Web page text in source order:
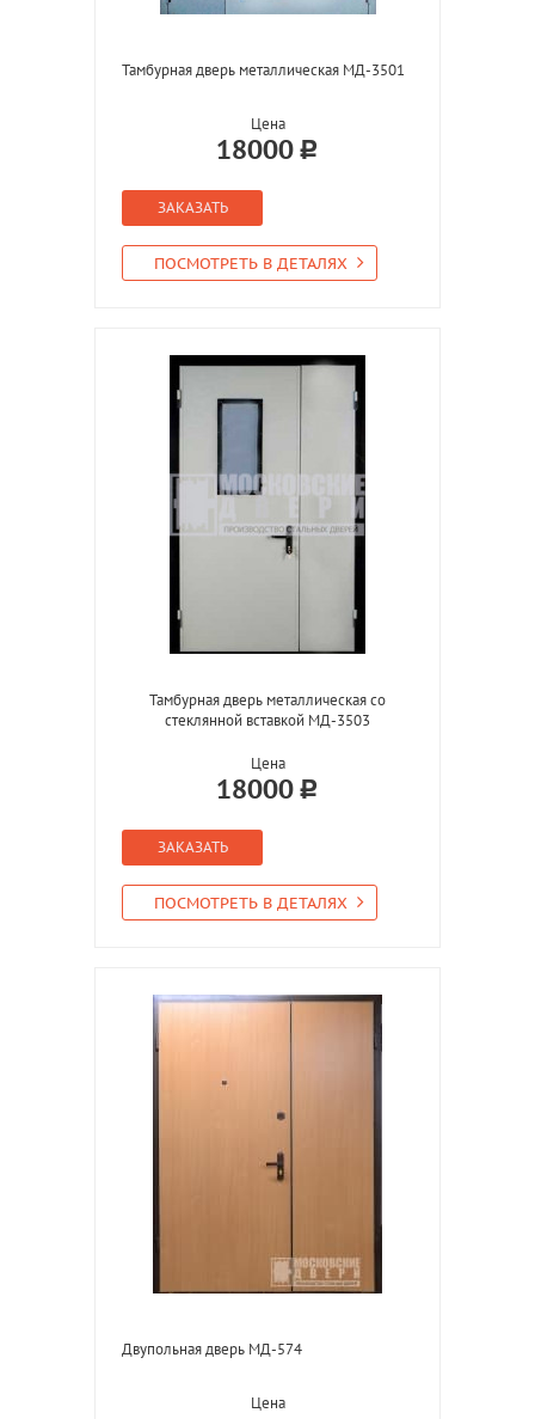
Тамбурная дверь металлическая МД-3501
Цена
18000
ЗАКАЗАТЬ
ПОСМОТРЕТЬ В ДЕТАЛЯХ
Тамбурная дверь металлическая со
стеклянной вставкой МД-3503
Цена
18000
ЗАКАЗАТЬ
ПОСМОТРЕТЬ В ДЕТАЛЯХ
Двупольная дверь МД-574
Цена